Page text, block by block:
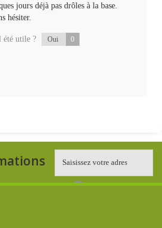
jours déjà pas drôles à la base.
hésiter.
été utile ? Oui 0